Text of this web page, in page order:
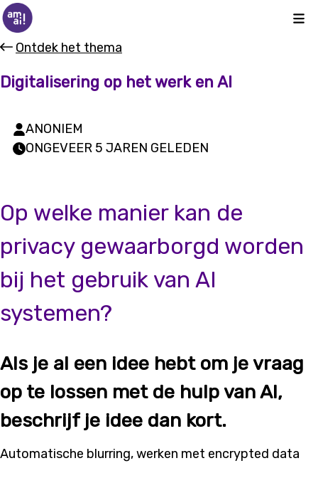
Ontdek het thema
Digitalisering op het werk en AI
ANONIEM
ONGEVEER 5 JAREN GELEDEN
Op welke manier kan de
privacy gewaarborgd worden
bij het gebruik van AI
systemen?
Als je al een idee hebt om je vraag
op te lossen met de hulp van AI,
beschrijf je idee dan kort.
Automatische blurring, werken met encrypted data